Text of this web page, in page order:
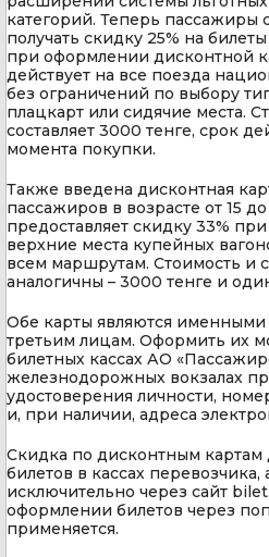
категорий. Теперь пассажиры
получать скидку 25% на
при оформлении дисконтной
действует на все поезда
без ограничений по выбору
плацкарт или сидячие места.
составляет 3000 тенге, срок
момента покупки.
Также введена дисконтная
пассажиров в возрасте от 15
предоставляет скидку 33%
верхние места купейных
всем маршрутам. Стоимость и
аналогичны – 3000 тенге и
Обе карты являются
третьим лицам. Оформить их
билетных кассах АО
железнодорожных вокзалах
удостоверения личности,
и, при наличии, адреса
Скидка по дисконтным картам
билетов в кассах перевозчика,
исключительно через сайт
оформлении билетов через
применяется.